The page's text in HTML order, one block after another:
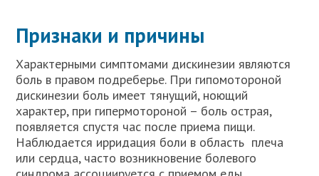
Признаки и причины
Характерными симптомами дискинезии являются
боль в правом подреберье. При гипомотороной
дискинезии боль имеет тянущий, ноющий
характер, при гипермотороной – боль острая,
появляется спустя час после приема пищи.
Наблюдается ирридация боли в область плеча
или сердца, часто возникновение болевого